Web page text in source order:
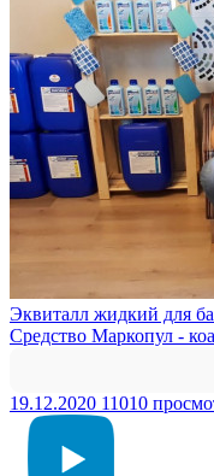
Эквиталл жидкий для
Средство Маркопул -
19.12.2020 11010